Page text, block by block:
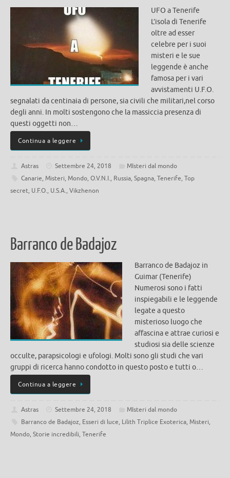
UFO a Tenerife
L’isola di Tenerife
oltre ad esser
celebre per i suoi
misteri e le sue
leggende è anche
famosa per i vari
avvistamenti U.F.O.
segnalati da centinaia di persone, sia civili che militari,nel corso
degli anni. In molti sostengono che la massiccia presenza di
questi oggetti non…
Continua a leggere
Astras Settembre 24, 2018
MIsteri dal mondo
Canarie, Misteri, Mondo, O.V.N.I., Russia, Spagna, Tenerife, Top
secret, U.F.O., U.S.A., Vikzhenon
Barranco de Badajoz
Barranco de Badajoz in
Guimar (Tenerife)
Numerosi sono i fatti
inspiegabili e le leggende
legate a questo
misterioso luogo che
affascina e attrae curiosi e
studiosi sia delle scienze
occulte, parapsicologi e ufologi. Molti sono gli studi che vari
gruppi di ricerca hanno condotto in questo posto e tutti o…
Continua a leggere
Astras Settembre 24, 2018
MIsteri dal mondo
Barranco de Badajoz, Esseri di luce, Lilith Triplice Exoterica, Misteri,
Mondo, Storie incredibili, Tenerife